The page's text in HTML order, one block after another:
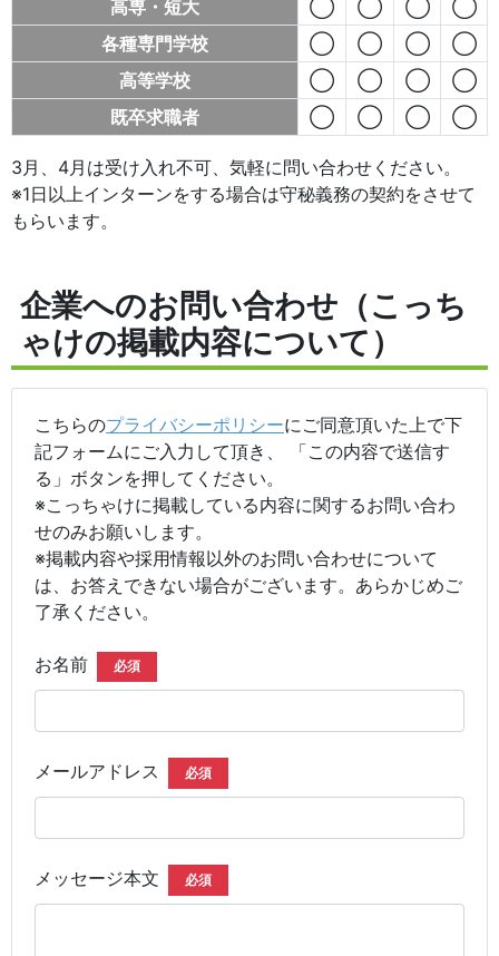
高専・短大 ◯ ◯ ◯
◯
各種専門学校
◯ ◯ ◯
◯
高等学校
◯ ◯ ◯
◯
既卒求職者
◯ ◯ ◯ ◯
3月、4月は受け入れ不可、気軽に問い合わせください。
※1日以上インターンをする場合は守秘義務の契約をさせて
もらいます。
企業へのお問い合わせ（こっち
ゃけの掲載内容について）
こちらのプライバシーポリシーにご同意頂いた上で下
記フォームにご入力して頂き、 「この内容で送信す
る」ボタンを押してください。
※こっちゃけに掲載している内容に関するお問い合わ
せのみお願いします。
※掲載内容や採用情報以外のお問い合わせについて
は、お答えできない場合がございます。あらかじめご
了承ください。
お名前 必須
メールアドレス 必須
メッセージ本文 必須